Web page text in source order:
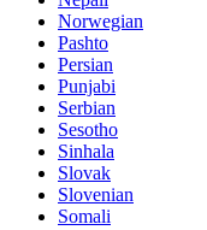
Norwegian
Pashto
Persian
Punjabi
Serbian
Sesotho
Sinhala
Slovak
Slovenian
Somali